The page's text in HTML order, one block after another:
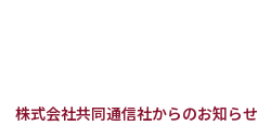
株式会社共同通信社からのお知らせ